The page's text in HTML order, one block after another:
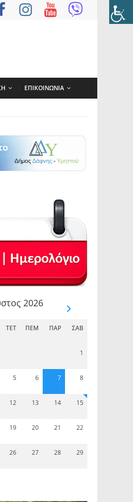
ΕΠΙΚΟΙΝΩΝΙΑ
2026
ΤΕΤ ΠΈΜ ΠΑΡ ΣΆΒ
1
5 6 7 8
12 13 14 15
19 20 21 22
26 27 28 29